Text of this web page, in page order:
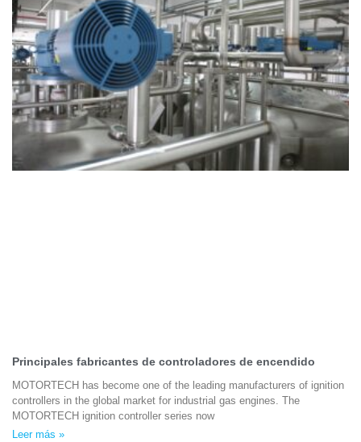
Principales fabricantes de controladores de encendido
MOTORTECH has become one of the leading manufacturers of ignition
controllers in the global market for industrial gas engines. The
MOTORTECH ignition controller series now
Leer más »